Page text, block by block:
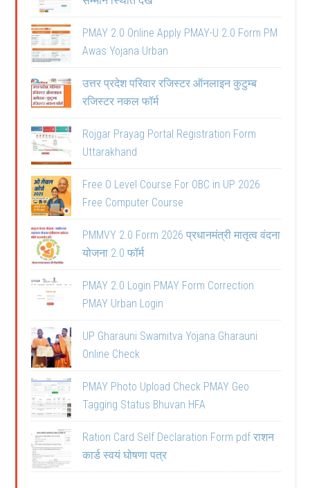
PMAY 2.0 Online Apply PMAY-U 2.0 Form PM
Awas Yojana Urban
उत्तर प्रदेश परिवार रजिस्टर ऑनलाइन कुटुम्ब
रजिस्टर नकल फॉर्म
Rojgar Prayag Portal Registration Form
Uttarakhand
Free O Level Course For OBC in UP 2026
Free Computer Course
PMMVY 2.0 Form 2026 प्रधानमंत्री मातृत्व वंदना
योजना 2.0 फॉर्म
PMAY 2.0 Login PMAY Form Correction
PMAY Urban Login
UP Gharauni Swamitva Yojana Gharauni
Online Check
PMAY Photo Upload Check PMAY Geo
Tagging Status Bhuvan HFA
Ration Card Self Declaration Form pdf राशन
कार्ड स्वयं घोषणा पत्र